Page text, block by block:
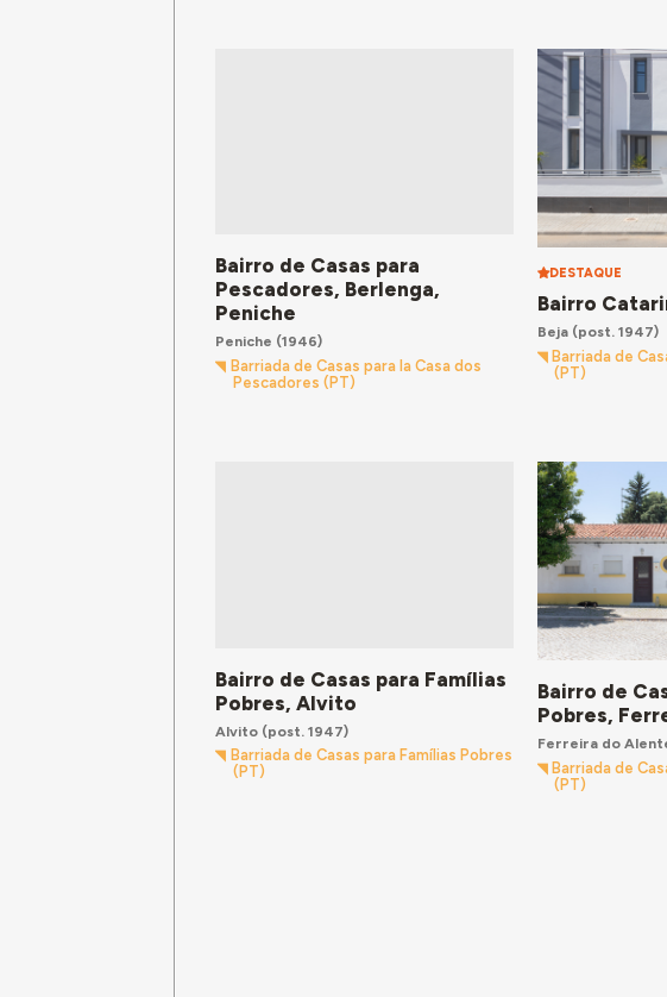
Bairro de Casas para
Pescadores, Berlenga,
Peniche
Peniche (1946)
Barriada de Casas para la Casa dos
Pescadores (PT)
DESTAQUE
Bairro
Beja(post. 1947)
Barriada de
(PT)
Bairro de Casas para Famílias
Pobres, Alvito
Alvito (post. 1947)
Barriada de Casas para Famílias Pobres
(PT)
Bairro de
Pobres,
Ferreira do
Barriada de
(PT)